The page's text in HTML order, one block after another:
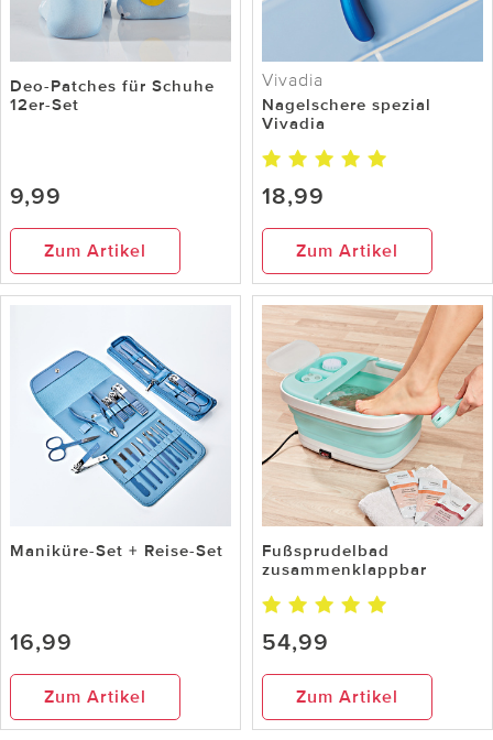
Deo-Patches für Schuhe
12er-Set
9,99
Zum Artikel
Vivadia
Nagelschere spezial
Vivadia
18,99
Zum Artikel
Maniküre-Set + Reise-Set
16,99
Zum Artikel
Fußsprudelbad
zusammenklappbar
54,99
Zum Artikel